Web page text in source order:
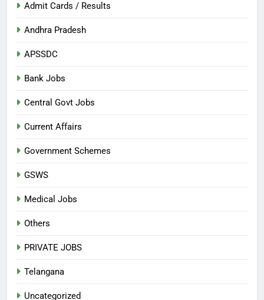
Admit Cards / Results
Andhra Pradesh
APSSDC
Bank Jobs
Central Govt Jobs
Current Affairs
Government Schemes
GSWS
Medical Jobs
Others
PRIVATE JOBS
Telangana
Uncategorized